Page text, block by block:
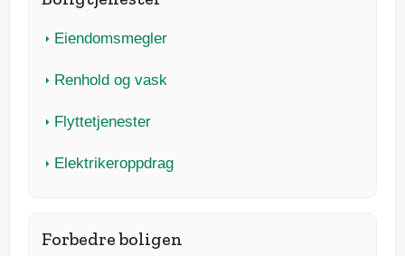
Eiendomsmegler
Renhold og vask
Flyttetjenester
Elektrikeroppdrag
Forbedre boligen